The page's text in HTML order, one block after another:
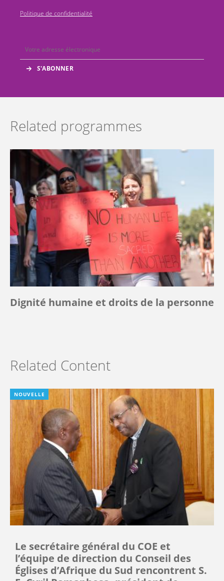
Politique de confidentialité
Related programmes
Dignité humaine et droits de la personne
Related Content
NOUVELLE
Le secrétaire général du COE et
l’équipe de direction du Conseil des
Églises d’Afrique du Sud rencontrent S.